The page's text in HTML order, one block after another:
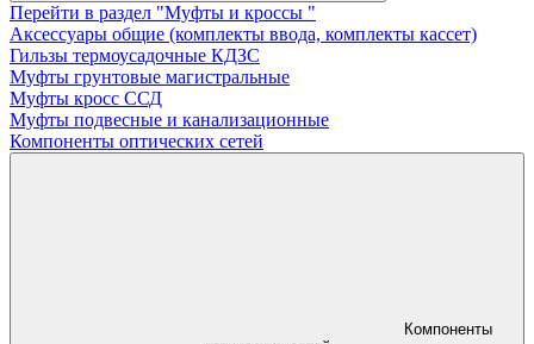
Перейти в раздел "Муфты и кроссы "
Аксессуары общие (комплекты ввода, комплекты кассет)
Гильзы термоусадочные КДЗС
Муфты грунтовые магистральные
Муфты кросс ССД
Муфты подвесные и канализационные
Компоненты оптических сетей
Компоненты